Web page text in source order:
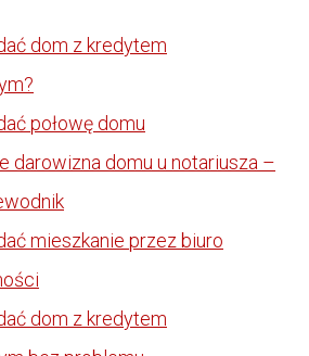
dom z kredytem
połowę domu
darowizna domu u notariusza –
mieszkanie przez biuro
dom z kredytem